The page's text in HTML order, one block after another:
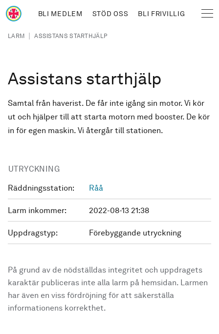
Hoppa till huvudinnehåll
BLI MEDLEM STÖD OSS BLI FRIVILLIG
Länkstig
LARM | ASSISTANS STARTHJÄLP
Assistans starthjälp
Samtal från haverist. De får inte igång sin motor. Vi kör
ut och hjälper till att starta motorn med booster. De kör
in för egen maskin. Vi återgår till stationen.
UTRYCKNING
Räddningsstation: Råå
Larm inkommer: 2022-08-13 21:38
Uppdragstyp: Förebyggande utryckning
På grund av de nödställdas integritet och uppdragets
karaktär publiceras inte alla larm på hemsidan. Larmen
har även en viss fördröjning för att säkerställa
informationens korrekthet.